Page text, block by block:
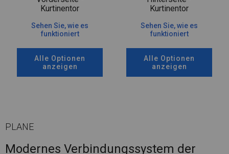
Kurtinentor
Sehen Sie, wie es
funktioniert
Alle Optionen
anzeigen
Kurtinentor
Sehen Sie, wie es
funktioniert
Alle Optionen
anzeigen
PLANE
Modernes Verbindungssystem der